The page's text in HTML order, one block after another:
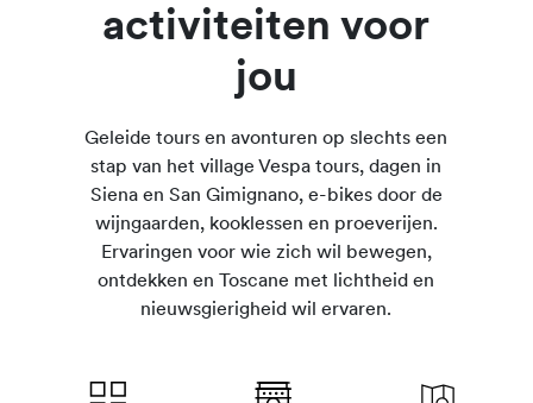
activiteiten voor
jou
Geleide tours en avonturen op slechts een
stap van het village Vespa tours, dagen in
Siena en San Gimignano, e-bikes door de
wijngaarden, kooklessen en proeverijen.
Ervaringen voor wie zich wil bewegen,
ontdekken en Toscane met lichtheid en
nieuwsgierigheid wil ervaren.